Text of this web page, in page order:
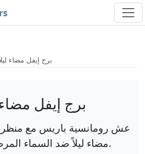
برج إيفل مضاء
برج إيفل مضاء
عش رومانسية باريس مع منظر
مضاء ليلاً ضد السماء المرصعة بالنجوم.